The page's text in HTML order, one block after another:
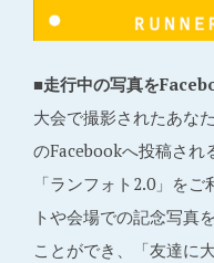
■走行中の写真を
大会で撮影されたあな
のFacebookへ投稿され
「ランフォト2.0」を
トや会場での記念写真
ことができ、「友達に